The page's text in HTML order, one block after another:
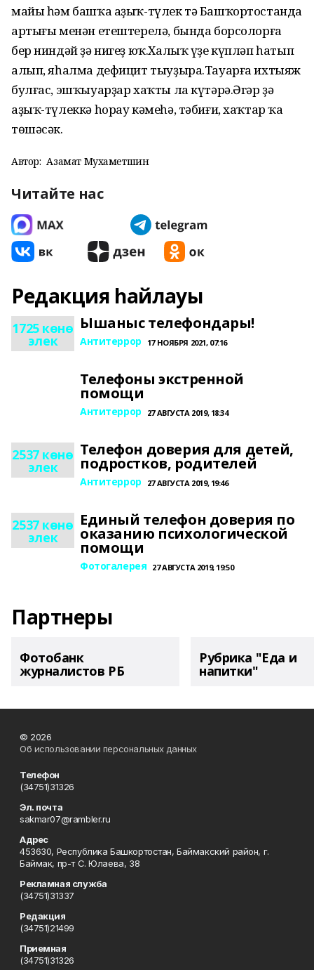
майы һәм башҡа аҙыҡ-түлек тә Башҡортостанда
артығы менән етештерелә, бында борсолорға
бер ниндәй ҙә нигеҙ юҡ.Халыҡ үҙе күпләп һатып
алып, яһалма дефицит тыуҙыра.Тауарға ихтыяж
булғас, эшҡыуарҙар хаҡты ла күтәрә.Әгәр ҙә
аҙыҡ-түлеккә һорау кәмеһә, тәбиғи, хаҡтар ҡа
төшәсәк.
Автор: Азамат Мухаметшин
Читайте нас
Редакция һайлауы
1725 көнө
элек
Ышаныс телефондары!
Антитеррор 17 НОЯБРЯ 2021, 07:16
Телефоны экстренной
помощи
Антитеррор 27 АВГУСТА 2019, 18:34
2537 көнө
элек
Телефон доверия для детей,
подростков, родителей
Антитеррор 27 АВГУСТА 2019, 19:46
2537 көнө
элек
Единый телефон доверия по
оказанию психологической
помощи
Фотогалерея 27 АВГУСТА 2019, 19:50
Партнеры
Фотобанк
журналистов РБ
Рубрика "Еда и
напитки"
© 2026
Об использовании персональных данных
Телефон
(34751)31326
Эл. почта
sakmar07@rambler.ru
Адрес
453630, Республика Башкортостан, Баймакский район, г.
Баймак, пр-т С. Юлаева, 38
Рекламная служба
(34751)31337
Редакция
(34751)21499
Приемная
(34751)31326